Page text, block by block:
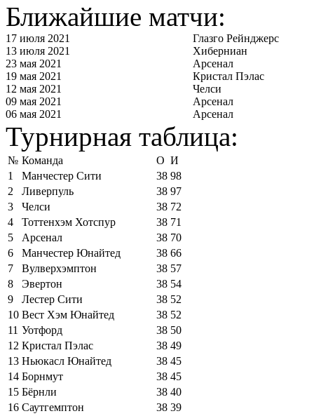
Ближайшие матчи:
17 июля 2021
Глазго Рейнджерс
13 июля 2021
Хиберниан
23 мая 2021
Арсенал
19 мая 2021
Кристал Пэлас
12 мая 2021
Челси
09 мая 2021
Арсенал
06 мая 2021
Арсенал
Турнирная таблица:
№ Команда О И
1
Манчестер Сити 38 98
2
Ливерпуль 38 97
3
Челси 38 72
4
Тоттенхэм Хотспур 38 71
5
Арсенал 38 70
6
Манчестер Юнайтед 38 66
7
Вулверхэмптон 38 57
8
Эвертон 38 54
9
Лестер Сити 38 52
10 Вест Хэм Юнайтед 38 52
11 Уотфорд 38 50
12 Кристал Пэлас 38 49
13 Ньюкасл Юнайтед 38 45
14 Борнмут 38 45
15 Бёрнли 38 40
16 Саутгемптон 38 39